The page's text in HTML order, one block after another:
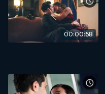
00:00:58